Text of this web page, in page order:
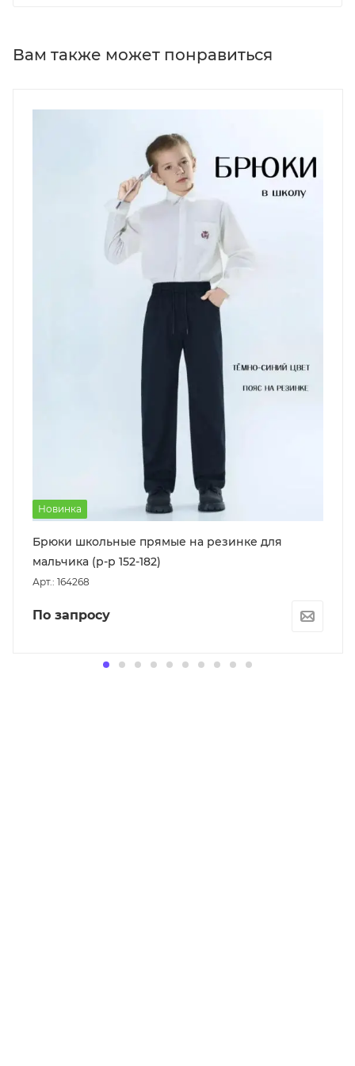
Вам также может понравиться
Новинка
Брюки школьные прямые на резинке для
мальчика (р-р 152-182)
Арт.: 164268
По запросу